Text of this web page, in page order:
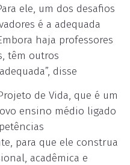
ele, um dos desafios
é a adequada
haja professores
têm outros
disse
de Vida, que é um
ensino médio ligado
para que ele construa
acadêmica e